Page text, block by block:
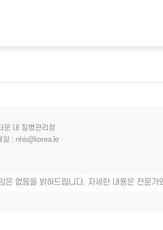
운 내 질병관리청
: nhis@korea.kr
없음을 밝혀드립니다. 자세한 내용은 전문가